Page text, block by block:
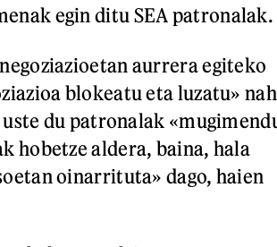
egin ditu SEA patronalak.
aurrera egiteko
blokeatu eta luzatu»
du patronalak
hobetze aldera, baina, hala
oinarrituta» dago, haien